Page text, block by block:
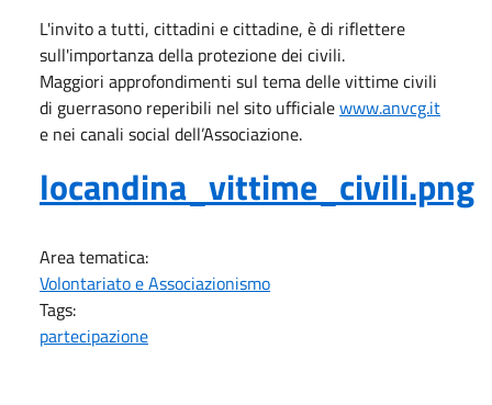
L'invito a tutti, cittadini e cittadine, è di riflettere
sull'importanza della protezione dei civili.
Maggiori approfondimenti sul tema delle vittime civili
di guerrasono reperibili nel sito ufficialewww.anvcg.it
e nei canali social dell’Associazione.
locandina_vittime_civili.png
Area tematica:
Volontariato e Associazionismo
Tags:
partecipazione